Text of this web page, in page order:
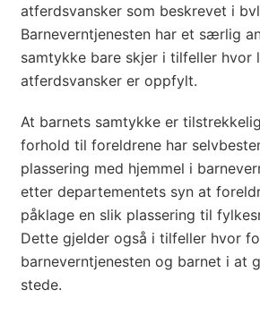
atferdsvansker som beskrevet i
Barneverntjenesten har et særlig
samtykke bare skjer i tilfeller hvor
atferdsvansker er oppfylt.
At barnets samtykke er
forhold til foreldrene har
plassering med hjemmel i
etter departementets syn at
påklage en slik plassering til
Dette gjelder også i tilfeller hvor
barneverntjenesten og barnet i at
stede.